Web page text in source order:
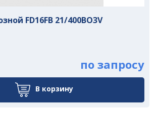
FD16FB 21/400BO3V
по запросу
В корзину